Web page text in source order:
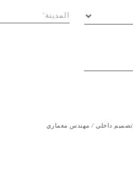
تصميم داخلي / مهندس معماري